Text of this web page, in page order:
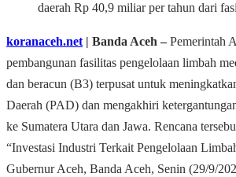
daerah Rp 40,9 miliar per tahun dari
koranaceh.net | Banda Aceh – Pemerintah
pembangunan fasilitas pengelolaan limbah
dan beracun (B3) terpusat untuk
Daerah (PAD) dan mengakhiri
ke Sumatera Utara dan Jawa. Rencana
“Investasi Industri Terkait Pengelolaan
Gubernur Aceh, Banda Aceh, Senin (29/9/